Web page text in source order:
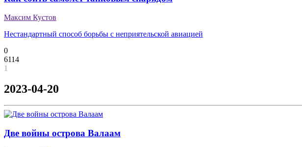
Максим Кустов
Нестандартный способ борьбы с неприятельской авиацией
0
6114
1
2023-04-20
Две войны острова Валаам